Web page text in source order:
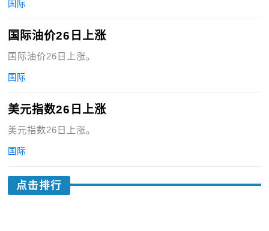
国际
国际油价26日上涨
国际油价26日上涨。
国际
美元指数26日上涨
美元指数26日上涨。
国际
点击排行